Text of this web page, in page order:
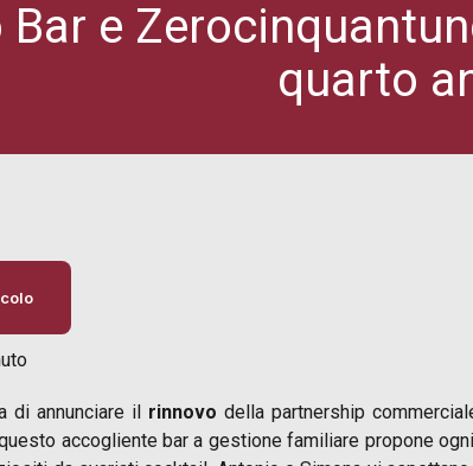
Bar e
quarto
di annunciare il rinnovo della partnership
accogliente bar a gestione familiare propone